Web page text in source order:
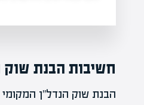
חשיבות הבנת שוק
הבנת שוק הנדל"ן